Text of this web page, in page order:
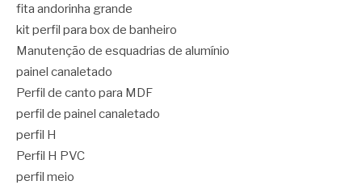
fita andorinha grande
kit perfil para box de banheiro
Manutenção de esquadrias de alumínio
painel canaletado
Perfil de canto para MDF
perfil de painel canaletado
perfil H
Perfil H PVC
perfil meio